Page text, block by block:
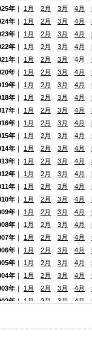
年 ｜ 1月 2月 3月 4月
年 ｜ 1月 2月 3月 4月
年 ｜ 1月 2月 3月 4月
年 ｜ 1月 2月 3月 4月
年 ｜ 1月 2月 3月 4月
年 ｜ 1月 2月 3月 4月
年 ｜ 1月 2月 3月 4月
年 ｜ 1月 2月 3月 4月
年 ｜ 1月 2月 3月 4月
年 ｜ 1月 2月 3月 4月
年 ｜ 1月 2月 3月 4月
年 ｜ 1月 2月 3月 4月
年 ｜ 1月 2月 3月 4月
年 ｜ 1月 2月 3月 4月
年 ｜ 1月 2月 3月 4月
年 ｜ 1月 2月 3月 4月
年 ｜ 1月 2月 3月 4月
年 ｜ 1月 2月 3月 4月
年 ｜ 1月 2月 3月 4月
年 ｜ 1月 2月 3月 4月
年 ｜ 1月 2月 3月 4月
年 ｜ 1月 2月 3月 4月
年 ｜ 1月 2月 3月 4月
年 ｜ 1月 2月 3月 4月